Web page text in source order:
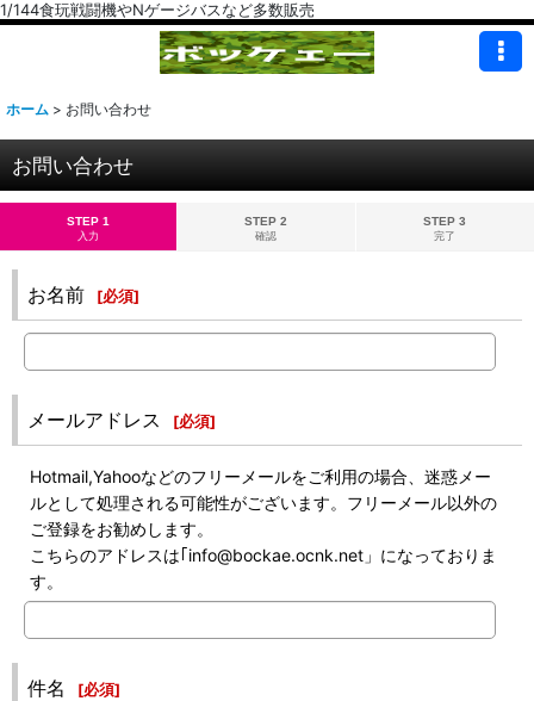
1/144食玩戦闘機やNゲージバスなど多数販売
ホーム > お問い合わせ
お問い合わせ
STEP 1
入力
STEP 2
確認
STEP 3
完了
お名前 [必須]
メールアドレス [必須]
Hotmail,Yahooなどのフリーメールをご利用の場合、迷惑メー
ルとして処理される可能性がございます。フリーメール以外の
ご登録をお勧めします。
こちらのアドレスは｢info@bockae.ocnk.net」になっておりま
す。
件名 [必須]